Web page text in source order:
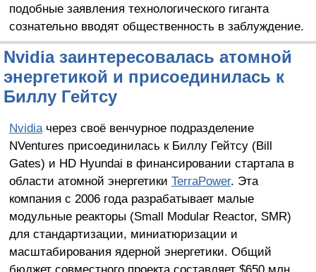
подобные заявления технологического гиганта
сознательно вводят общественность в заблуждение.
Nvidia заинтересовалась атомной
энергетикой и присоединилась к
Биллу Гейтсу
Nvidiaчерез своё венчурное подразделение
NVentures присоединилась к Биллу Гейтсу (Bill
Gates) и HD Hyundai в финансировании стартапа в
области атомной энергетики TerraPower. Эта
компания с 2006 года разрабатывает малые
модульные реакторы (Small Modular Reactor, SMR)
для стандартизации, миниатюризации и
масштабирования ядерной энергетики. Общий
бюджет совместного проекта составляет $650 млн.